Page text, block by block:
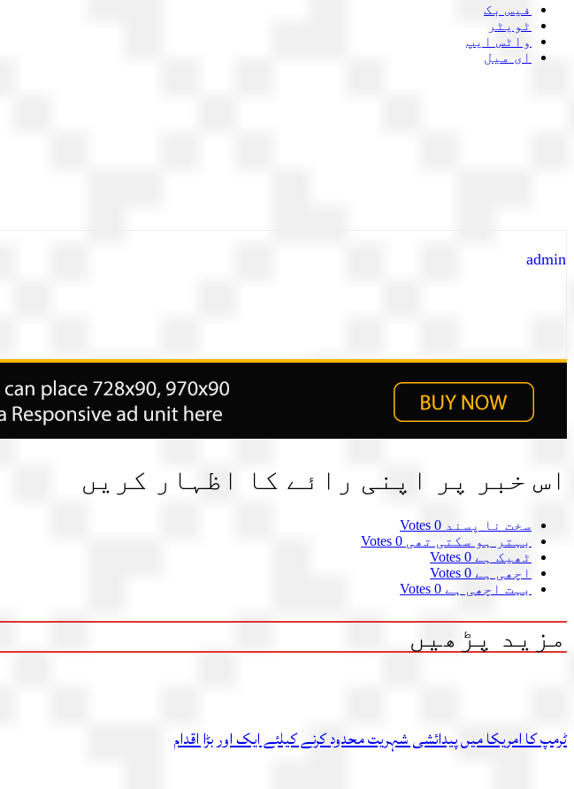
فیس بک
ٹویٹر
واٹس ایپ
ای میل
admin
اس خبر پر اپنی رائے کا اظہار کریں
سخت نا پسند 0 Votes
بہتر ہو سکتی تھی 0 Votes
ٹھیک ہے 0 Votes
اچھی ہے 0 Votes
بہت اچھی ہے 0 Votes
مزید پڑھیں
ٹرمپ کا امریکا میں پیدائشی شہریت محدود کرنے کیلئے ایک اور بڑا اقدام